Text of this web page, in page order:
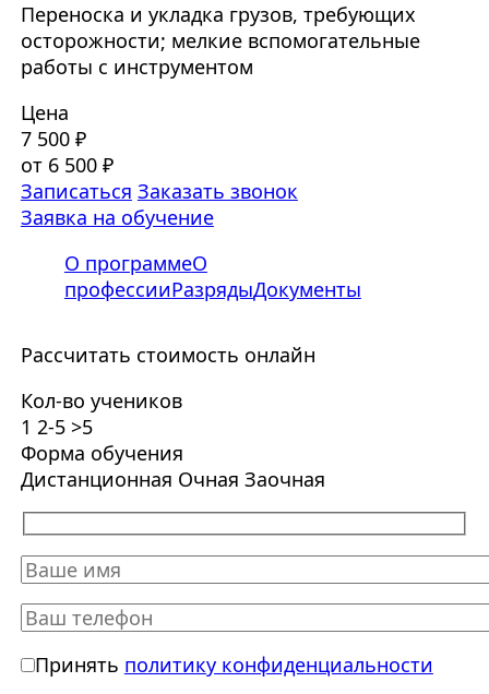
Переноска и укладка грузов, требующих
осторожности; мелкие вспомогательные
работы с инструментом
Цена
7 500 ₽
от 6 500 ₽
Записаться Заказать звонок
Заявка на обучение
О программеО
профессииРазрядыДокументы
Рассчитать стоимость онлайн
Кол-во учеников
1 2-5 >5
Форма обучения
Дистанционная Очная Заочная
Принять политику конфиденциальности